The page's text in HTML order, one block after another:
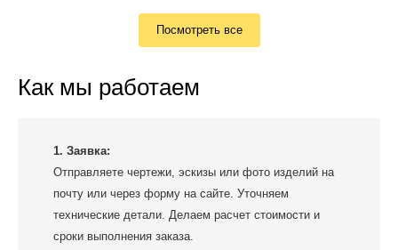
Посмотреть все
Как мы работаем
1. Заявка:
Отправляете чертежи, эскизы или фото изделий на
почту или через форму на сайте. Уточняем
технические детали. Делаем расчет стоимости и
сроки выполнения заказа.